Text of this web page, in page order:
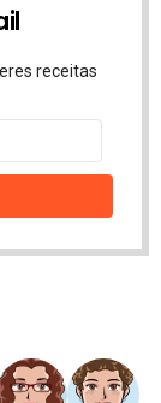
receitas